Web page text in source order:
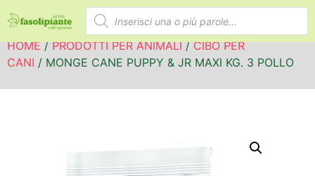
HOME/PRODOTTI PER ANIMALI/CIBO PER
CANI / MONGE CANE PUPPY & JR MAXI KG. 3 POLLO